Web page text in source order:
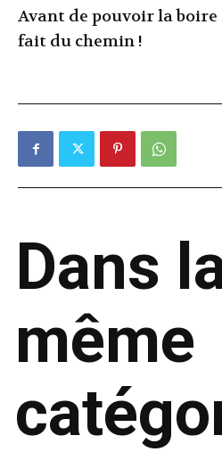
Avant de pouvoir la
fait du chemin !
Dans
même